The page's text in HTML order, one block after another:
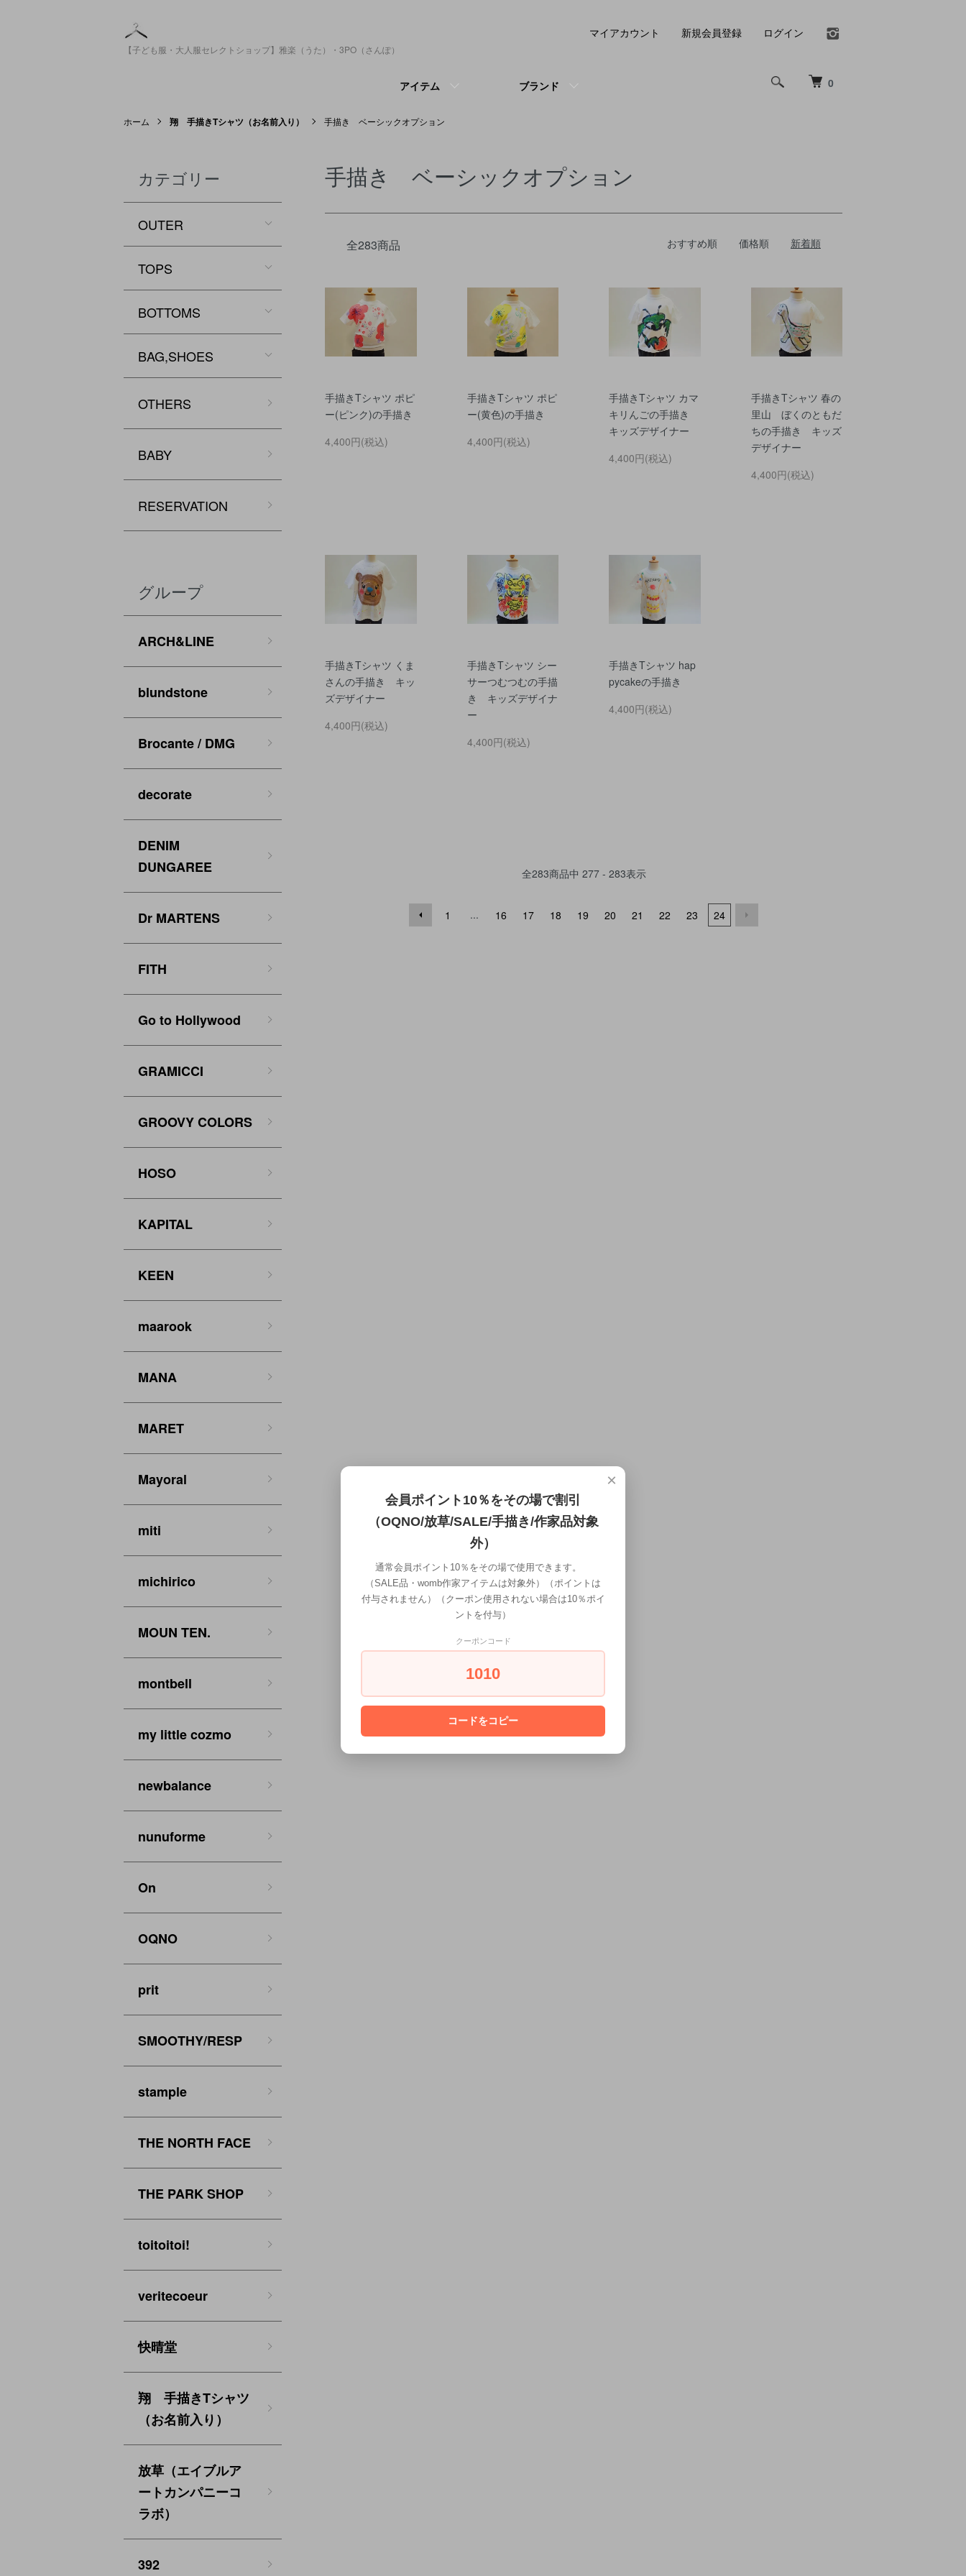
【子ども服・大人服セレクトショップ】雅楽（うた）・3PO（さんぽ）
0
アイテム ブランド
マイアカウント 新規会員登録 ログイン
ホーム 翔 手描きTシャツ（お名前入り） 手描き ベーシックオプション
手描き ベーシックオプション
全283商品 おすすめ順 価格順 新着順
手描きTシャツ ポピ
ー(ピンク)の手描き
4,400円(税込)
手描きTシャツ ポピ
ー(黄色)の手描き
4,400円(税込)
手描きTシャツ カマ
キリんごの手描き
キッズデザイナー
4,400円(税込)
手描きTシャツ 春の
里山 ぼくのともだ
ちの手描き キッズ
デザイナー
4,400円(税込)
手描きTシャツ くま
さんの手描き キッ
ズデザイナー
4,400円(税込)
手描きTシャツ シー
サーつむつむの手描
き キッズデザイナ
ー
4,400円(税込)
手描きTシャツ hap
pycakeの手描き
4,400円(税込)
全283商品中 277 - 283表示
1 ... 16 17 18 19 20 21 22 23 24
カテゴリー
OUTER
TOPS
BOTTOMS
BAG,SHOES
OTHERS
BABY
RESERVATION
グループ
ARCH&LINE
blundstone
Brocante / DMG
decorate
DENIM
DUNGAREE
Dr MARTENS
FITH
Go to Hollywood
GRAMICCI
GROOVY COLORS
HOSO
KAPITAL
KEEN
maarook
MANA
MARET
Mayoral
miti
michirico
MOUN TEN.
montbell
my little cozmo
newbalance
nunuforme
On
OQNO
prit
SMOOTHY/RESP
stample
THE NORTH FACE
THE PARK SHOP
toitoitoi!
veritecoeur
快晴堂
翔 手描きTシャツ
（お名前入り）
放草（エイブルア
ートカンパニーコ
ラボ）
392
×
会員ポイント10％をその場で割引
（OQNO/放草/SALE/手描き/作家品対象
外）
通常会員ポイント10％をその場で使用できます。
（SALE品・womb作家アイテムは対象外）（ポイントは
付与されません）（クーポン使用されない場合は10％ポイ
ントを付与）
クーポンコード
1010
コードをコピー